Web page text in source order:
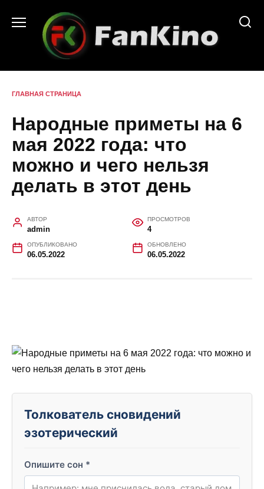
содержанию
ГЛАВНАЯ СТРАНИЦА
Народные приметы на 6
мая 2022 года: что
можно и чего нельзя
делать в этот день
АВТОР
admin
ПРОСМОТРОВ
4
ОПУБЛИКОВАНО
06.05.2022
ОБНОВЛЕНО
06.05.2022
Толкователь сновидений
эзотерический
Опишите сон *